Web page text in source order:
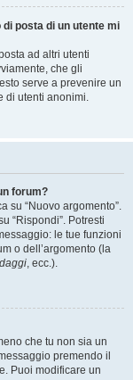
posta di un utente mi
ad altri utenti
che gli
serve a prevenire un
di utenti anonimi.
forum?
su “Nuovo argomento”.
“Rispondi”. Potresti
le tue funzioni
o dell’argomento (la
, ecc.).
che tu non sia un
premendo il
Puoi modificare un